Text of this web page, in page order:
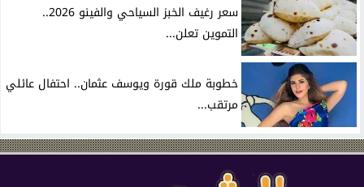
سعر رغيف الخبز السياحي والفينو 2026..
التموين تعلن...
خطوبة ملك قورة ويوسف عثمان.. احتفال عائلي
مرتقب...